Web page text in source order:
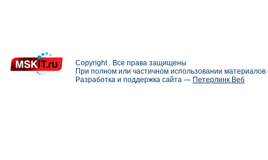
Copyright . Все права защищены
При полном или частичном использовании
Разработка и поддержка сайта — Петерлинк Веб